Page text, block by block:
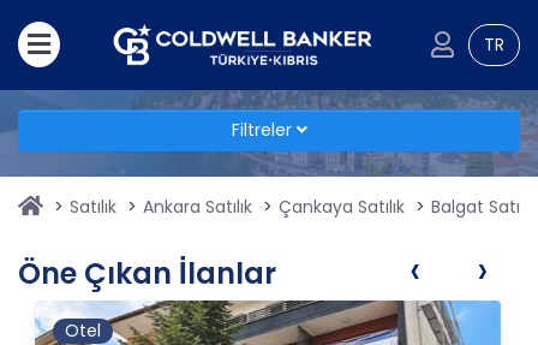
TR
Filtreler
Satılık Ankara Satılık Çankaya Satılık Balgat Satılık
Öne Çıkan İlanlar
Otel
‹ ›